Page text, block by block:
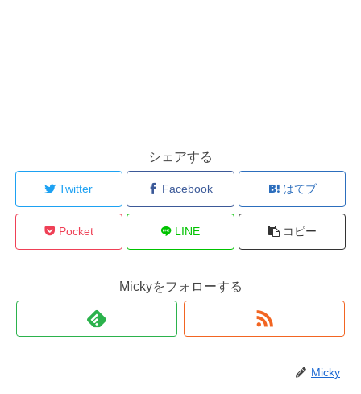
シェアする
Twitter Facebook はてブ
Pocket LINE コピー
Mickyをフォローする
Micky